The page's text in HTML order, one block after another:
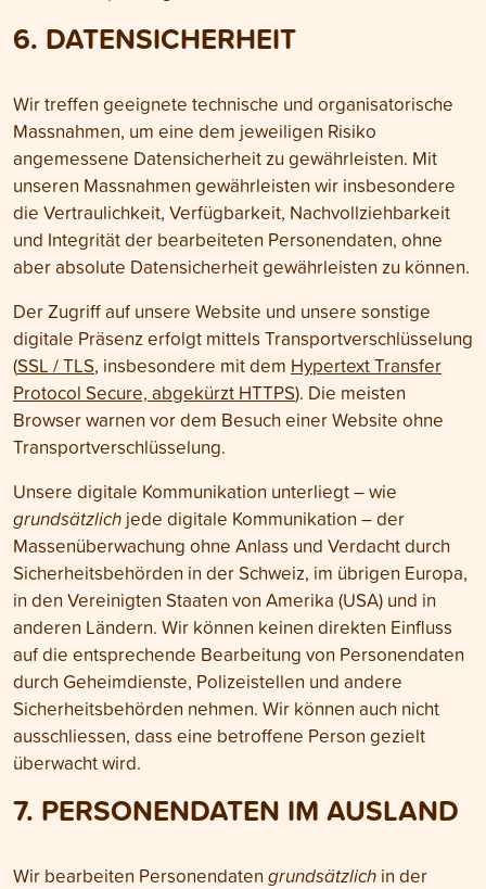
6. DATEN­SICHERHEIT
Wir treffen geeignete technische und organisatorische
Mass­nahmen, um eine dem jeweiligen Risiko
angemessene Daten­sicherheit zu gewähr­leisten. Mit
unseren Mass­nahmen gewähr­leisten wir insbesondere
die Ver­traulichkeit, Ver­fügbarkeit, Nach­vollzieh­barkeit
und Integrität der bearbeiteten Personen­daten, ohne
aber absolute Daten­sicherheit gewährleisten zu können.
Der Zugriff auf unsere Website und unsere sonstige
digitale Präsenz erfolgt mittels Transport­verschlüsselung
(SSL / TLS, insbesondere mit dem Hypertext Transfer
Protocol Secure, abgekürzt HTTPS). Die meisten
Browser warnen vor dem Besuch einer Website ohne
Transport­verschlüsselung.
Unsere digitale Kommunikation unterliegt – wie
grundsätzlich jede digitale Kommunikation – der
Massen­überwachung ohne Anlass und Verdacht durch
Sicher­heitsbehörden in der Schweiz, im übrigen Europa,
in den Vereinigten Staaten von Amerika (USA) und in
anderen Ländern. Wir können keinen direkten Einfluss
auf die entsprechende Bearbeitung von Personen­daten
durch Geheim­dienste, Polizei­stellen und andere
Sicherheits­behörden nehmen. Wir können auch nicht
ausschliessen, dass eine betroffene Person gezielt
überwacht wird.
7. PERSONEN­DATEN IM AUSLAND
Wir bearbeiten Personen­daten grundsätzlich in der